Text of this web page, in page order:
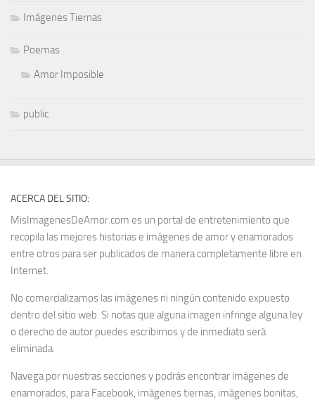
Imágenes Tiernas
Poemas
Amor Imposible
public
ACERCA DEL SITIO:
MisImagenesDeAmor.com es un portal de entretenimiento que
recopila las mejores historias e imágenes de amor y enamorados
entre otros para ser publicados de manera completamente libre en
Internet.
No comercializamos las imágenes ni ningún contenido expuesto
dentro del sitio web. Si notas que alguna imagen infringe alguna ley
o derecho de autor puedes escribirnos y de inmediato será
eliminada.
Navega por nuestras secciones y podrás encontrar imágenes de
enamorados, para Facebook, imágenes tiernas, imágenes bonitas,